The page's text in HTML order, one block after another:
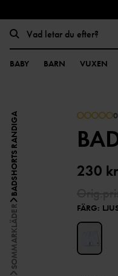
BABY BARN VUXEN
SOMMARKLÄDER
BADSHORTS RANDIGA 230 kr
FÄRG: